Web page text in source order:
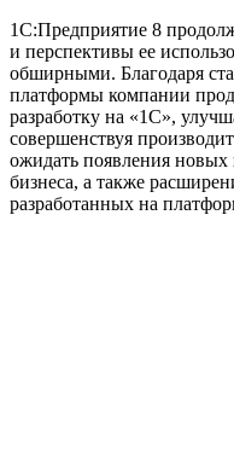
1C:Предприятие 8
и перспективы ее
обширными. Благодаря
платформы компании
разработку на «1С»,
совершенствуя
ожидать появления новых
бизнеса, а также
разработанных на